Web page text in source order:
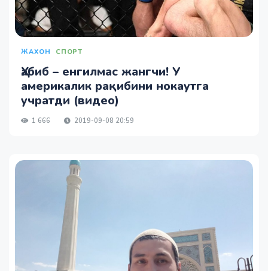
ЖАХОН СПОРТ
Ҳабиб – енгилмас жангчи! У
америкалик рақибини нокаутга
учратди (видео)
1 666 2019-09-08 20:59